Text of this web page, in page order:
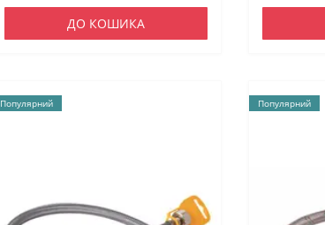
ДО КОШИКА
Популярний Популярний